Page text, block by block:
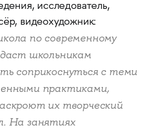
исследователь,
видеохудожник:
по современному
даст школьникам
соприкоснуться с теми
практиками,
их творческий
На занятиях